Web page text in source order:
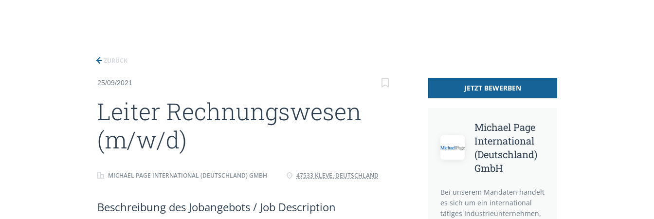
ZURÜCK
25/09/2021
Leiter Rechnungswesen
(m/w/d)
MICHAEL PAGE INTERNATIONAL (DEUTSCHLAND) GMBH 47533 KLEVE, DEUTSCHLAND
Beschreibung des Jobangebots / Job Description
JETZT BEWERBEN
Michael Page
International
(Deutschland)
GmbH
Bei unserem Mandaten handelt
es sich um ein international
tätiges Industrieunternehmen,